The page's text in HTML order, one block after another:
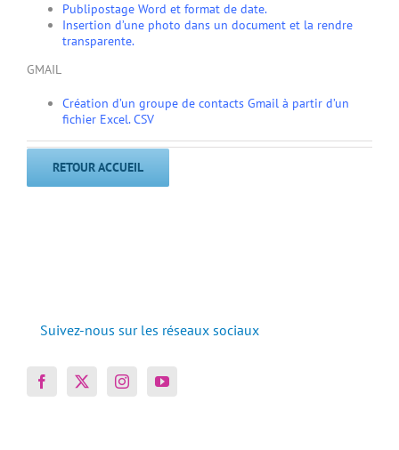
Publipostage Word et format de date.
Insertion d’une photo dans un document et la rendre
transparente.
GMAIL
Création d’un groupe de contacts Gmail à partir d’un
fichier Excel. CSV
RETOUR ACCUEIL
Suivez-nous sur les réseaux sociaux